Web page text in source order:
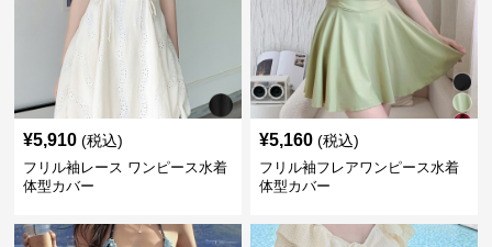
¥5,910 (税込)
フリル袖レース ワンピース水着
体型カバー
¥5,160 (税込)
フリル袖フレアワンピース水着
体型カバー